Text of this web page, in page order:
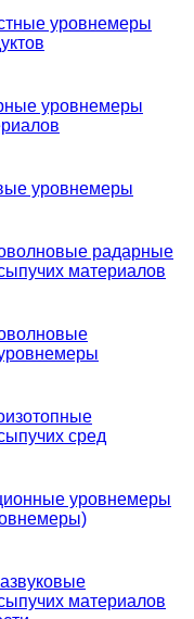
уровнемеры
уровнемеры
уровнемеры
радарные
материалов
сред
уровнемеры
материалов